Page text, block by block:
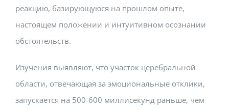
реакцию, базирующуюся на прошлом опыте,
настоящем положении и интуитивном осознании
обстоятельств.
Изучения выявляют, что участок церебральной
области, отвечающая за эмоциональные отклики,
запускается на 500-600 миллисекунд раньше, чем